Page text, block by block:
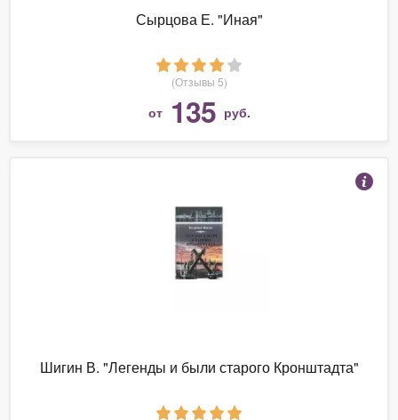
Сырцова Е. "Иная"
(Отзывы 5)
от 135 руб.
Шигин В. "Легенды и были старого Кронштадта"